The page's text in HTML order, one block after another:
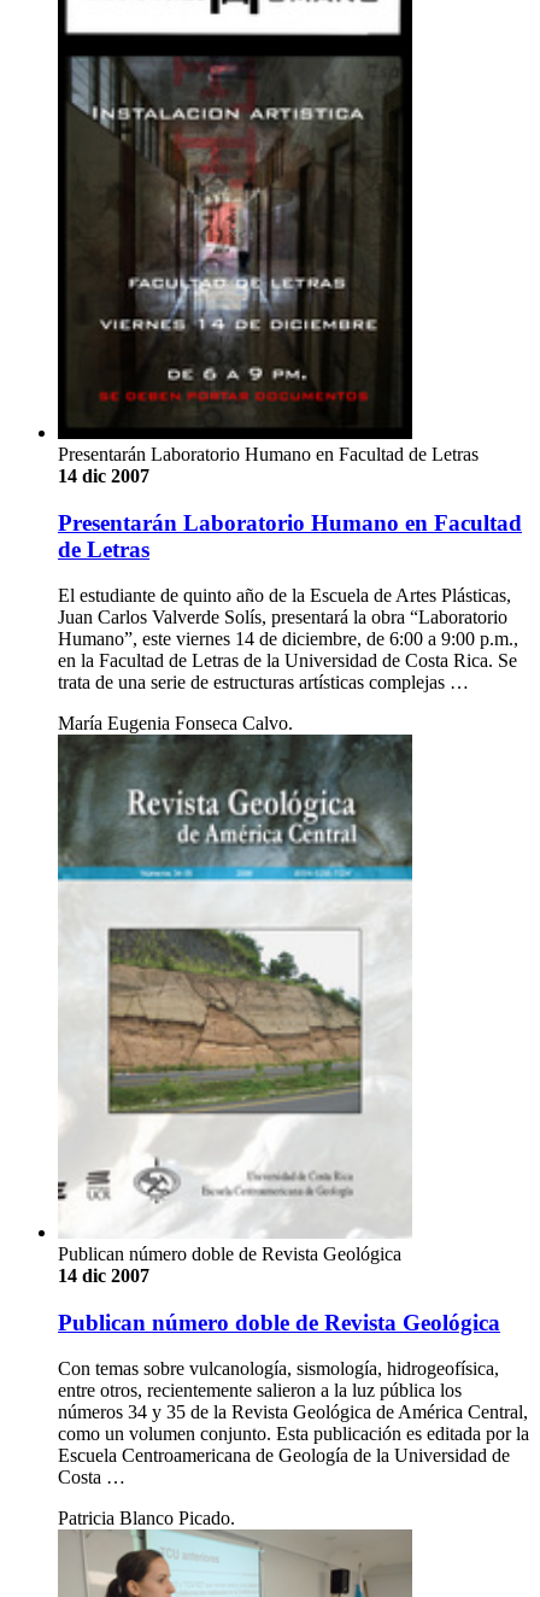
Presentarán Laboratorio Humano en Facultad de Letras
14 dic 2007
Presentarán Laboratorio Humano en Facultad
de Letras
El estudiante de quinto año de la Escuela de Artes Plásticas,
Juan Carlos Valverde Solís, presentará la obra “Laboratorio
Humano”, este viernes 14 de diciembre, de 6:00 a 9:00 p.m.,
en la Facultad de Letras de la Universidad de Costa Rica. Se
trata de una serie de estructuras artísticas complejas …
María Eugenia Fonseca Calvo.
Publican número doble de Revista Geológica
14 dic 2007
Publican número doble de Revista Geológica
Con temas sobre vulcanología, sismología, hidrogeofísica,
entre otros, recientemente salieron a la luz pública los
números 34 y 35 de la Revista Geológica de América Central,
como un volumen conjunto. Esta publicación es editada por la
Escuela Centroamericana de Geología de la Universidad de
Costa …
Patricia Blanco Picado.